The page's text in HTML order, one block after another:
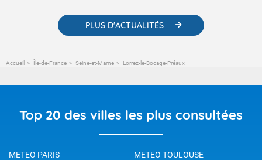
PLUS D'ACTUALITÉS
Accueil Île-de-France Seine-et-Marne Lorrez-le-Bocage-Préaux
Top 20 des villes les plus consultées
METEO PARIS
METEO TOULOUSE